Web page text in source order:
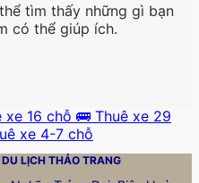
tìm thấy những gì bạn
có thể giúp ích.
xe 16 chỗ 🚌 Thuê xe 29
xe 4-7 chỗ
LỊCH THẢO TRANG